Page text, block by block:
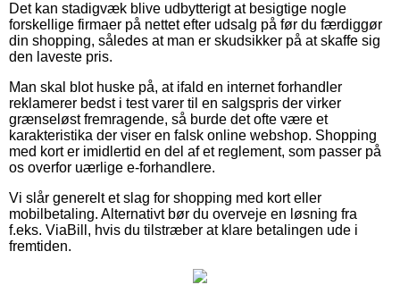
Det kan stadigvæk blive udbytterigt at besigtige nogle
forskellige firmaer på nettet efter udsalg på før du færdiggør
din shopping, således at man er skudsikker på at skaffe sig
den laveste pris.
Man skal blot huske på, at ifald en internet forhandler
reklamerer bedst i test varer til en salgspris der virker
grænseløst fremragende, så burde det ofte være et
karakteristika der viser en falsk online webshop. Shopping
med kort er imidlertid en del af et reglement, som passer på
os overfor uærlige e-forhandlere.
Vi slår generelt et slag for shopping med kort eller
mobilbetaling. Alternativt bør du overveje en løsning fra
f.eks. ViaBill, hvis du tilstræber at klare betalingen ude i
fremtiden.